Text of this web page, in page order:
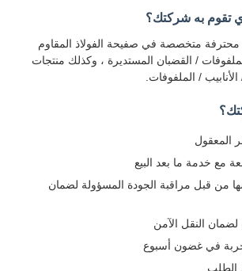
به شركتك؟
متخصصة في صفيحة الفولاذ المقاوم
/ القضبان المستديرة ، وكذلك منتجات
/ الملفوفات.
ما بعد البيع
مراقبة الجودة المسؤولة لضمان
النقل الآمن
في غضون أسبوع